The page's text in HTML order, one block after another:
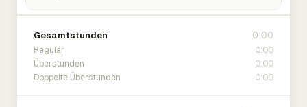
Gesamtstunden 0:00
Regulär 0:00
Überstunden 0:00
Doppelte Überstunden 0:00